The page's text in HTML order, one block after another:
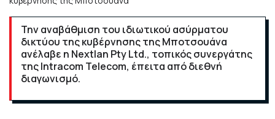
Την αναβάθμιση του ιδιωτικού ασύρματου
δικτύου της κυβέρνησης της Μποτσουάνα
ανέλαβε η Nextlan Pty Ltd., τοπικός συνεργάτης
της Intracom Telecom, έπειτα από διεθνή
διαγωνισμό.